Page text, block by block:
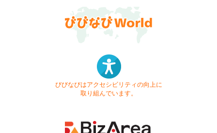
びびなびはアクセシビリティの向上に
取り組んでいます。